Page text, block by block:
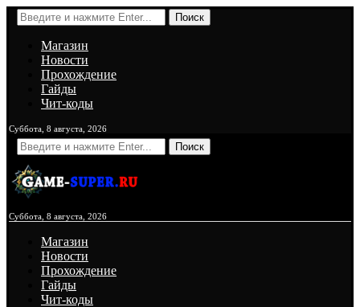
Поиск
Магазин
Новости
Прохождение
Гайды
Чит-коды
Суббота, 8 августа, 2026
Поиск
Суббота, 8 августа, 2026
Магазин
Новости
Прохождение
Гайды
Чит-коды